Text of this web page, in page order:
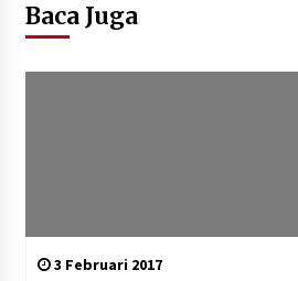
Baca Juga
3 Februari 2017